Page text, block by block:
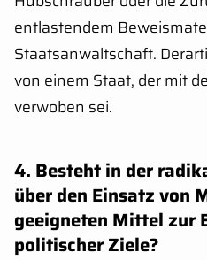
entlastendem
Staatsanwaltschaft.
von einem Staat, der mit
verwoben sei.
4. Besteht in der
über den Einsatz von
geeigneten Mittel zur
politischer Ziele?